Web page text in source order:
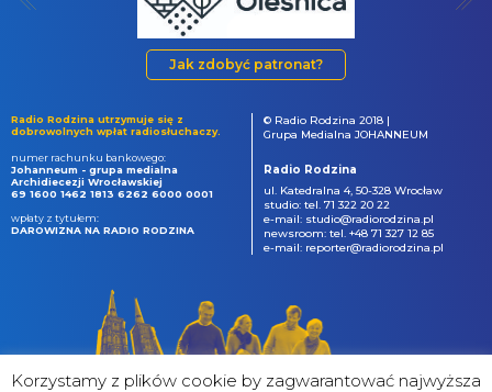
Jak zdobyć patronat?
Radio Rodzina utrzymuje się z
dobrowolnych wpłat radiosłuchaczy.
numer rachunku bankowego:
Johanneum - grupa medialna
Archidiecezji Wrocławskiej
69 1600 1462 1813 6262 6000 0001
wpłaty z tytułem:
DAROWIZNA NA RADIO RODZINA
© Radio Rodzina 2018 |
Grupa Medialna JOHANNEUM
Radio Rodzina
ul. Katedralna 4, 50-328 Wrocław
studio: tel. 71 322 20 22
e-mail: studio@radiorodzina.pl
newsroom: tel. +48 71 327 12 85
e-mail: reporter@radiorodzina.pl
Korzystamy z plików cookie by zagwarantować najwyższa